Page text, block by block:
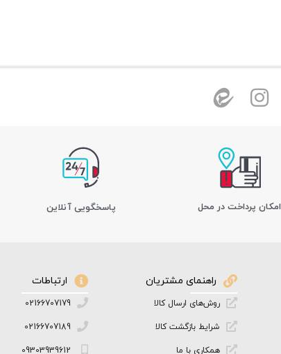
امکان پرداخت در محل پاسخگویی آنلاین
راهنمای مشتریان
روش‌های ارسال کالا
شرایط بازگشت کالا
همکاری با ما
ارتباطات
02166707179
02166707189
09303939612